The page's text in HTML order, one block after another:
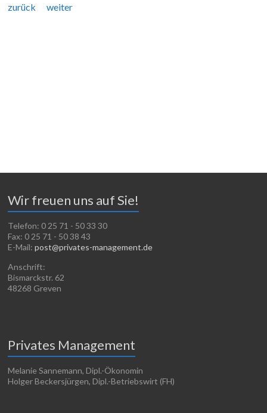
zurück weiter
Wir freuen uns auf Sie!
Telefon: 0 25 71 - 50 33 30
Fax: 0 25 71 - 50 38 43
E-Mail:post@privates-management.de
Anschrift:
Bismarckstr. 62
48268 Greven
Privates Management
Melanie Sannemann, Dipl.-Ökonomin
Holger Beckersjürgen, Dipl.-Betriebswirt (FH)